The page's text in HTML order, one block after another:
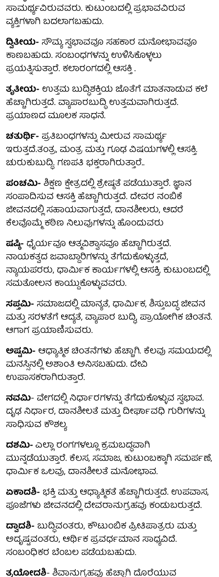
ಸಾಮರ್ಥ್ಯವಿರುವವರು. ಕುಟುಂಬದಲ್ಲಿ ಪ್ರಭಾವವಿರುವ
ವ್ಯಕ್ತಿಗಳಾಗಿ ಬದಲಾಗಬಹುದು.
ದ್ವಿತೀಯ-ಸೌಮ್ಯ ಸ್ವಭಾವವೂ ಸಹಕಾರ ಮನೋಭಾವವೂ
ಕಾಣಬಹುದು. ಸಂಬಂಧಗಳನ್ನು ಉಳಿಸಿಕೊಳ್ಳಲು
ಪ್ರಯತ್ನಿಸುತ್ತಾರೆ. ಕಲಾರಂಗದಲ್ಲಿ ಆಸಕ್ತಿ .
ತೃತೀಯ- ಉತ್ತಮ ಬುದ್ಧಿಶಕ್ತಿಯ ಜೊತೆಗೆ ಮಾತನಾಡುವ ಕಲೆ
ಹೆಚ್ಚಾಗಿರುತ್ತದೆ. ವ್ಯಾಪಾರಬುದ್ಧಿ ಉತ್ತಮವಾಗಿರುತ್ತದೆ.
ಪ್ರಯಾಣದ ಮೂಲಕ ಸಾಧನೆ.
ಚತುರ್ಥಿ- ಪ್ರತಿಬಂಧಗಳನ್ನು ಮೀರುವ ಸಾಮರ್ಥ್ಯ
ಇರುತ್ತದೆ.ತಂತ್ರ, ಮಂತ್ರ ಮತ್ತು ಗೂಢ ವಿಷಯಗಳಲ್ಲಿ ಆಸಕ್ತಿ.
ಚುರುಕುಬುದ್ಧಿ. ಗಣಪತಿ ಭಕ್ತರಾಗಿರುತ್ತಾರೆ..
ಪಂಚಮಿ-ಶಿಕ್ಷಣ ಕ್ಷೇತ್ರದಲ್ಲಿ ಶ್ರೇಷ್ಠತೆ ಪಡೆಯುತ್ತಾರೆ. ಜ್ಞಾನ
ಸಂಪಾದಿಸುವ ಆಸಕ್ತಿ ಹೆಚ್ಚಾಗಿರುತ್ತದೆ. ದೇವರ ನಂಬಿಕೆ
ಜೀವನದಲ್ಲಿ ಸಹಾಯವಾಗುತ್ತದೆ, ದಾನಶೀಲರು, ಆದರೆ
ಕೆಲವೊಮ್ಮೆ ಕಠಿಣ ನಿಲುವುಗಳನ್ನು ಹೊಂದುವರು
ಷಷ್ಠಿ- ಧೈರ್ಯವೂ ಆತ್ಮವಿಶ್ವಾಸವೂ ಹೆಚ್ಚಾಗಿರುತ್ತದೆ.
ನಾಯಕತ್ವದ ಜವಾಬ್ದಾರಿಗಳನ್ನು ತೆಗೆದುಕೊಳ್ಳುತ್ತದೆ,
ನ್ಯಾಯಪರರು, ಧಾರ್ಮಿಕ ಕಾರ್ಯಗಳಲ್ಲಿ ಆಸಕ್ತಿ, ಕುಟುಂಬದಲ್ಲಿ
ಸಮತೋಲನ ಕಾಯ್ದುಕೊಳ್ಳುವವರು.
ಸಪ್ತಮಿ-ಸಮಾಜದಲ್ಲಿ ಮಾನ್ಯತೆ, ಧಾರ್ಮಿಕ, ಶಿಸ್ತುಬದ್ಧ ಜೀವನ
ಮತ್ತು ಸರಳತೆಗೆ ಆದ್ಯತೆ, ವ್ಯಾಪಾರ ಬುದ್ಧಿ, ಪ್ರಾಯೋಗಿಕ ಚಿಂತನೆ.
ಆಗಾಗ ಪ್ರಯಾಣಿಸುವರು.
ಅಷ್ಟಮಿ- ಆಧ್ಯಾತ್ಮಿಕ ಚಿಂತನೆಗಳು ಹೆಚ್ಚಾಗಿ. ಕೆಲವು ಸಮಯದಲ್ಲಿ
ಮನಸ್ಸಿನಲ್ಲಿ ಅಶಾಂತಿ ಅನಿಸಬಹುದು. ದೇವಿ
ಉಪಾಸಕರಾಗಿರುತ್ತಾರೆ.
ನವಮಿ- ವೇಗದಲ್ಲಿ ನಿರ್ಧಾರಗಳನ್ನು ತೆಗೆದುಕೊಳ್ಳುವ ಸ್ವಭಾವ.
ದೃಢ ನಿರ್ಧಾರ, ದಾನಶೀಲತೆ ಮತ್ತು ದೀರ್ಘಾವಧಿ ಗುರಿಗಳನ್ನು
ಸಾಧಿಸುವ ಕೌಶಲ್ಯ
ದಶಮಿ-ಎಲ್ಲಾ ರಂಗಗಳಲ್ಲೂ ಕ್ರಮಬದ್ಧವಾಗಿ
ಮುನ್ನಡೆಯುತ್ತಾರೆ. ಕೆಲಸ, ಸಮಾಜ, ಕುಟುಂಬಕ್ಕಾಗಿ ಸಮರ್ಪಣೆ,
ಧಾರ್ಮಿಕ ಒಲವು, ದಾನಶೀಲತೆ ಮನೋಭಾವ.
ಏಕಾದಶಿ- ಭಕ್ತಿ ಮತ್ತು ಆಧ್ಯಾತ್ಮಿಕತೆ ಹೆಚ್ಚಾಗಿರುತ್ತದೆ. ಉಪವಾಸ,
ಪೂಜೆಗಳು ಜೀವನದಲ್ಲಿ ದೇವರಾನುಗ್ರಹವು ಕಂಡುಬರುತ್ತದೆ.
ದ್ವಾದಶಿ- ಬುದ್ಧಿವಂತರು, ಕೌಟುಂಬಿಕ ಪ್ರೀತಿಪಾತ್ರರು ಮತ್ತು
ಅದೃಷ್ಟವಂತರು, ಆರ್ಥಿಕ ಪ್ರವರ್ಧಮಾನ ಸಾಧ್ಯವಿದೆ.
ಸಂಬಂಧಿಕರ ಬೆಂಬಲ ಪಡೆಯಬಹುದು.
ತ್ರಯೋದಶಿ- ಶಿವಾನುಗ್ರಹವು ಹೆಚ್ಚಾಗಿ ದೊರೆಯುವ